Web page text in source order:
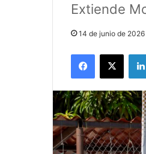
Extiende
14 de junio de 2026
Facebook
X